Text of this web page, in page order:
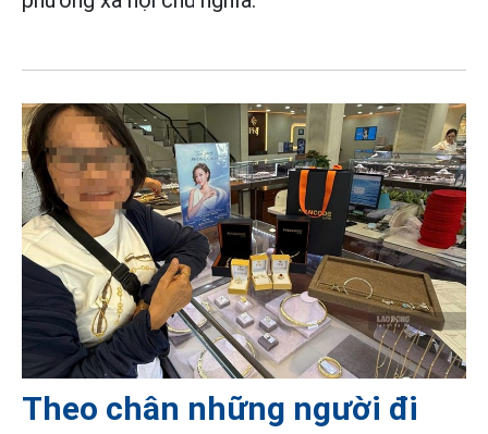
Theo chân những người đi